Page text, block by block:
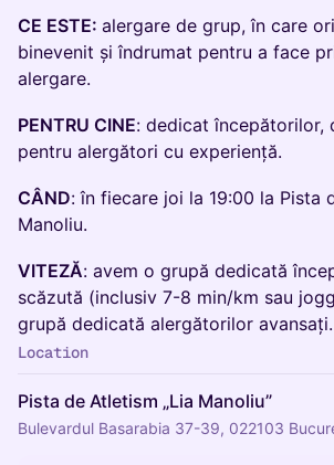
CE ESTE: alergare de grup, în care
binevenit și îndrumat pentru a face
alergare.
PENTRU CINE: dedicat începătorilor,
pentru alergători cu experiență.
CÂND: în fiecare joi la 19:00 la Pista
Manoliu.
VITEZĂ: avem o grupă dedicată
scăzută (inclusiv 7-8 min/km sau
grupă dedicată alergătorilor avansați.
Location
Pista de Atletism „Lia Manoliu”
Bulevardul Basarabia 37-39, 022103